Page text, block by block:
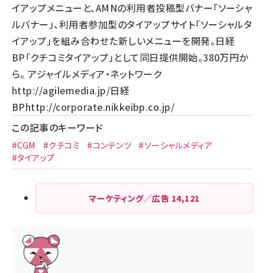
イアップメニューと、AMNの利用者投稿型バナー「ソーシャ
ルバナー」、利用者参加型のタイアップサイト「ソーシャルタ
イアップ」を組み合わせた新しいメニューを開発。日経
BP「クチコミタイアップ」として同日提供開始。380万円か
ら。 アジャイルメディア・ネットワーク
http://agilemedia.jp/日経
BPhttp://corporate.nikkeibp.co.jp/
この記事のキーワード
#CGM #クチコミ #コンテンツ
#ソーシャルメディア
#タイアップ
マーケティング／広告 14,121